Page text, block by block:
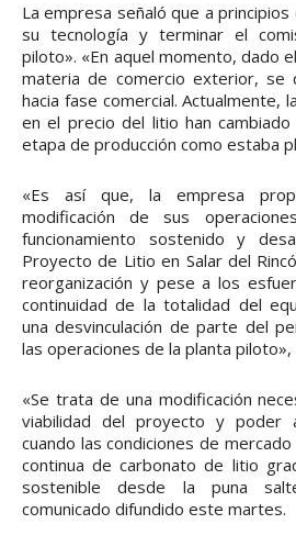
La empresa señaló que a
su tecnología y terminar el
piloto». «En aquel momento, dado
materia de comercio exterior, se
hacia fase comercial. Actualmente,
en el precio del litio han
etapa de producción como estaba
«Es así que, la empresa
modificación de sus
funcionamiento sostenido y
Proyecto de Litio en Salar del
reorganización y pese a los
continuidad de la totalidad del
una desvinculación de parte del
las operaciones de la planta piloto»,
«Se trata de una modificación
viabilidad del proyecto y poder
cuando las condiciones de
continua de carbonato de litio
sostenible desde la puna
comunicado difundido este martes.